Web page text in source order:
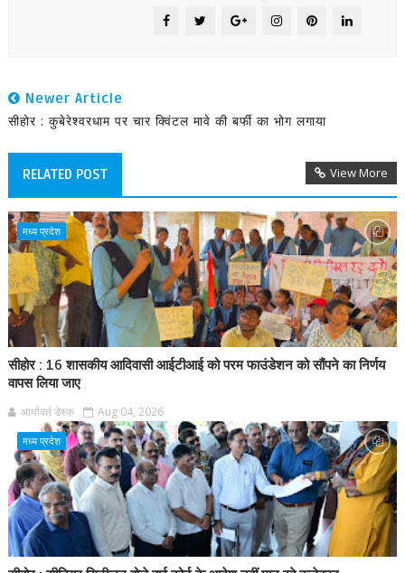
Newer Article
सीहोर : कुबेरेश्वरधाम पर चार क्विंटल मावे की बर्फी का भोग लगाया
RELATED POST View More
मध्य प्रदेश
सीहोर : 16 शासकीय आदिवासी आईटीआई को परम फाउंडेशन को सौंपने का निर्णय
वापस लिया जाए
आर्यावर्त डेस्क Aug 04, 2026
मध्य प्रदेश